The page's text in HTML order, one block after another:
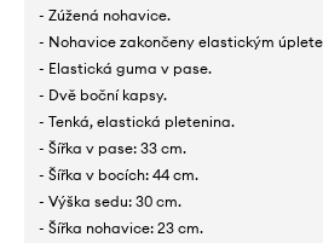
- Zúžená nohavice.
- Nohavice zakončeny elastickým
- Elastická guma v pase.
- Dvě boční kapsy.
- Tenká, elastická pletenina.
- Šířka v pase: 33 cm.
- Šířka v bocích: 44 cm.
- Výška sedu: 30 cm.
- Šířka nohavice: 23 cm.